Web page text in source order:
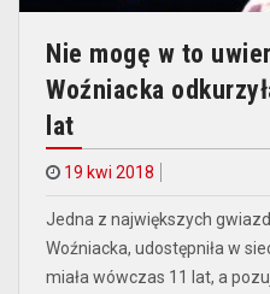
Nie mogę w to
Woźniacka
lat
19 kwi 2018
Jedna z największych
Woźniacka, udostępniła w
miała wówczas 11 lat, a